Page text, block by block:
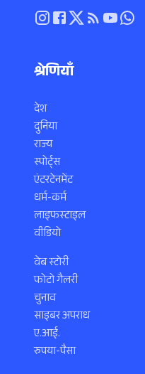
श्रेणियाँ
देश
दुनिया
राज्य
स्पोर्ट्स
एंटरटेनमेंट
धर्म-कर्म
लाइफस्टाइल
वीडियो
वेब स्टोरी
फोटो गैलरी
चुनाव
साइबर अपराध
ए.आई.
रुपया-पैसा